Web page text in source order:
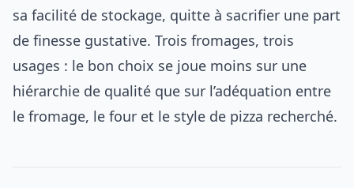
sa facilité de stockage, quitte à sacrifier une part
de finesse gustative. Trois fromages, trois
usages : le bon choix se joue moins sur une
hiérarchie de qualité que sur l’adéquation entre
le fromage, le four et le style de pizza recherché.